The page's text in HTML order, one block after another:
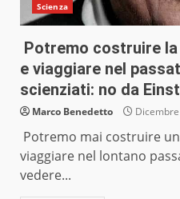
Scienza
Potremo costruire
e viaggiare nel
scienziati: no da
Marco Benedetto
Potremo mai costruire
viaggiare nel lontano
vedere...